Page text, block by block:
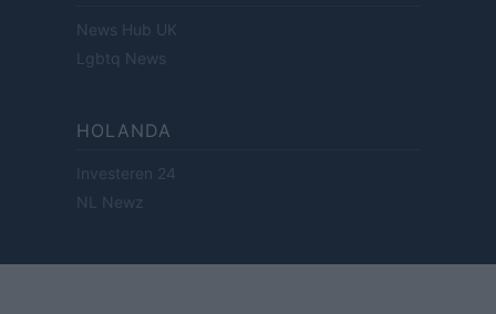
News Hub UK
Lgbtq News
HOLANDA
Investeren 24
NL Newz